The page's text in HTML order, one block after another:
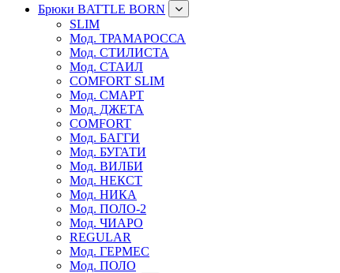
Брюки BATTLE BORN
SLIM
Мод. ТРАМАРОССА
Мод. СТИЛИСТА
Мод. СТАИЛ
COMFORT SLIM
Мод. СМАРТ
Мод. ДЖЕТА
COMFORT
Мод. БАГГИ
Мод. БУГАТИ
Мод. ВИЛБИ
Мод. НЕКСТ
Мод. НИКА
Мод. ПОЛО-2
Мод. ЧИАРО
REGULAR
Мод. ГЕРМЕС
Мод. ПОЛО